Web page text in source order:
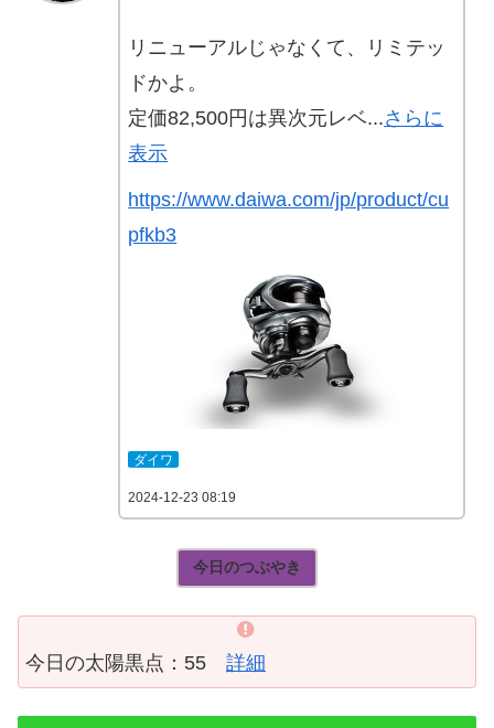
リニューアルじゃなくて、リミテッ
ドかよ。
定価82,500円は異次元レベ...さらに
表示
https://www.daiwa.com/jp/product/cu
pfkb3
ダイワ
2024-12-23 08:19
今日のつぶやき
今日の太陽黒点：55 詳細